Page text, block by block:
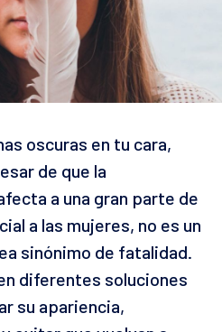
oscuras en tu cara,
de que la
a una gran parte de
a las mujeres, no es un
sinónimo de fatalidad.
diferentes soluciones
su apariencia,